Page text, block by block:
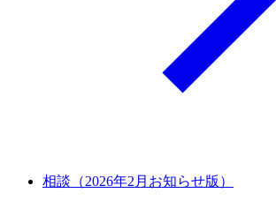
相談（2026年2月お知らせ版）